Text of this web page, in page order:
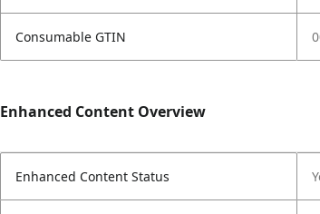
Consumable GTIN
Enhanced Content Overview
Enhanced Content Status